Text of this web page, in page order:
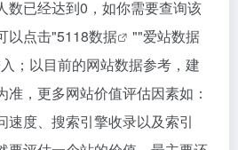
数已经达到0，如你需要查询该
以点击"5118数据 ""爱站数据
；以目前的网站数据参考，建
，更多网站价值评估因素如：
速度、搜索引擎收录以及索引